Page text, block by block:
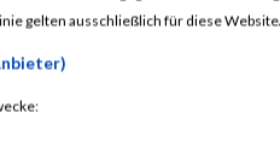
gelten ausschließlich für diese